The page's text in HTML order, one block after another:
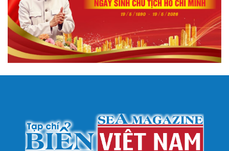
Lữ đoàn Đặc công Hải quân 126 hành quân về
nguồn tri ân tại Quảng Trị
Quảng Trị: Thực hiện nghiêm quy định về chống